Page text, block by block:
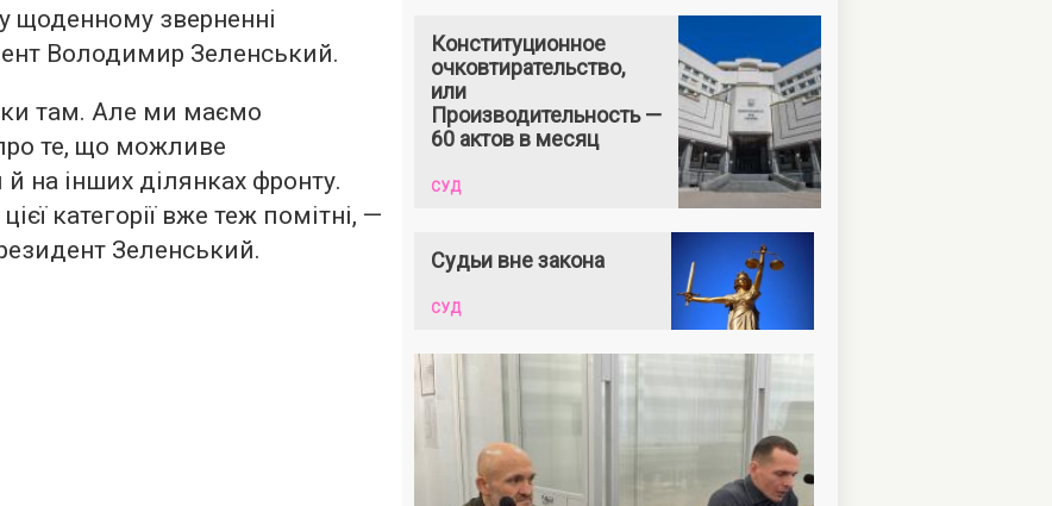
щоденному зверненні
Володимир Зеленський.
там. Але ми маємо
те, що можливе
й на інших ділянках фронту.
категорії вже теж помітні, —
Зеленський.
Конституционное
очковтирательство,
или
Производительность —
60 актов в месяц
СУД
Судьи вне закона
СУД